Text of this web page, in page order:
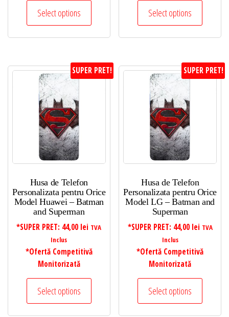
Select options Select options
SUPER PRET!
Husa de Telefon
Personalizata pentru Orice
Model Huawei – Batman
and Superman
*SUPER PRET: 44,00 lei TVA
Inclus
*Ofertă Competitivă
Monitorizată
Select options
SUPER PRET!
Husa de Telefon
Personalizata pentru Orice
Model LG – Batman and
Superman
*SUPER PRET: 44,00 lei TVA
Inclus
*Ofertă Competitivă
Monitorizată
Select options